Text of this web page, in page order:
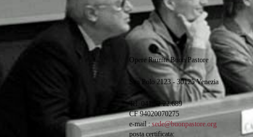
Opere Riunite Buon Pastore
San Polo 2123 - 30125 Venezia
Tel. 041.52.22.689
CF 94020070275
e-mail :sede@buonpastore.org
posta certificata: